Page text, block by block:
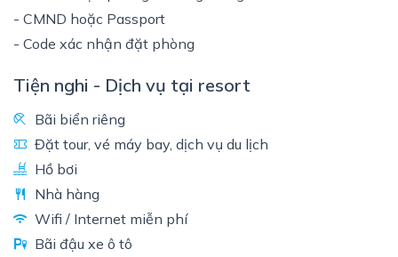
- CMND hoặc Passport
- Code xác nhận đặt phòng
Tiện nghi - Dịch vụ tại resort
Bãi biển riêng
Đặt tour, vé máy bay, dịch vụ du lịch
Hồ bơi
Nhà hàng
Wifi / Internet miễn phí
Bãi đậu xe ô tô